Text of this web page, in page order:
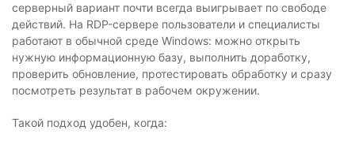
серверный вариант почти всегда выигрывает по свободе
действий. На RDP-сервере пользователи и специалисты
работают в обычной среде Windows: можно открыть
нужную информационную базу, выполнить доработку,
проверить обновление, протестировать обработку и сразу
посмотреть результат в рабочем окружении.
Такой подход удобен, когда: